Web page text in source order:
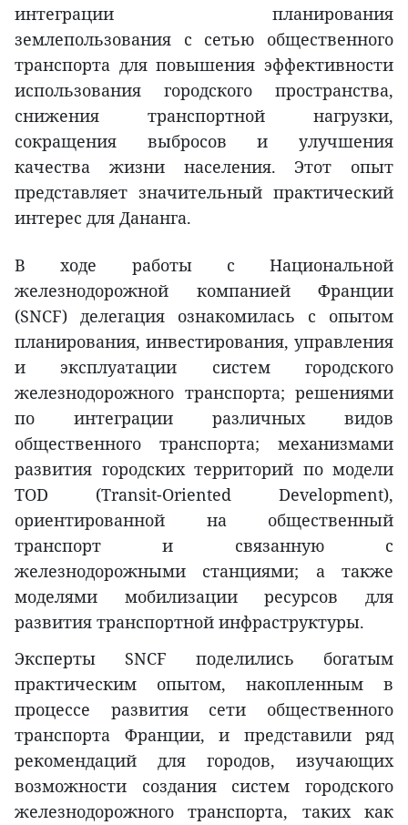
интеграции планирования
землепользования с сетью общественного
транспорта для повышения эффективности
использования городского пространства,
снижения транспортной нагрузки,
сокращения выбросов и улучшения
качества жизни населения. Этот опыт
представляет значительный практический
интерес для Дананга.
В ходе работы с Национальной
железнодорожной компанией Франции
(SNCF) делегация ознакомилась с опытом
планирования, инвестирования, управления
и эксплуатации систем городского
железнодорожного транспорта; решениями
по интеграции различных видов
общественного транспорта; механизмами
развития городских территорий по модели
TOD (Transit-Oriented Development),
ориентированной на общественный
транспорт и связанную с
железнодорожными станциями; а также
моделями мобилизации ресурсов для
развития транспортной инфраструктуры.
Эксперты SNCF поделились богатым
практическим опытом, накопленным в
процессе развития сети общественного
транспорта Франции, и представили ряд
рекомендаций для городов, изучающих
возможности создания систем городского
железнодорожного транспорта, таких как